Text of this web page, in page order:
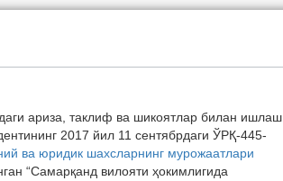
ариза, таклиф ва шикоятлар билан ишлаш
2017 йил 11 сентябрдаги ЎРҚ-445-
ва юридик шахсларнинг мурожаатлари
“Самарқанд вилояти ҳокимлигида